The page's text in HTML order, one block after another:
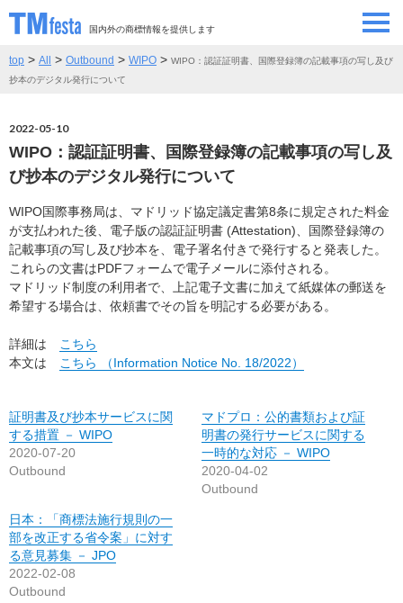
国内外の商標情報を提供します
SEMINAR/EVENT
CONTRIBUTORS 情報提供者
CONTACT お問い合わせ
top > All > Outbound > WIPO > WIPO：認証証明書、国際登録簿の記載事項の写し及び
抄本のデジタル発行について
2022-05-10
WIPO：認証証明書、国際登録簿の記載事項の写し及
び抄本のデジタル発行について
WIPO国際事務局は、マドリッド協定議定書第8条に規定された料金
が支払われた後、電子版の認証証明書 (Attestation)、国際登録簿の
記載事項の写し及び抄本を、電子署名付きで発行すると発表した。
これらの文書はPDFフォームで電子メールに添付される。
マドリッド制度の利用者で、上記電子文書に加えて紙媒体の郵送を
希望する場合は、依頼書でその旨を明記する必要がある。
詳細は
こちら
本文は
こちら （Information Notice No. 18/2022）
証明書及び抄本サービスに関
する措置 － WIPO
2020-07-20
Outbound
マドプロ：公的書類および証
明書の発行サービスに関する
一時的な対応 － WIPO
2020-04-02
Outbound
日本：「商標法施行規則の一
部を改正する省令案」に対す
る意見募集 － JPO
2022-02-08
Outbound